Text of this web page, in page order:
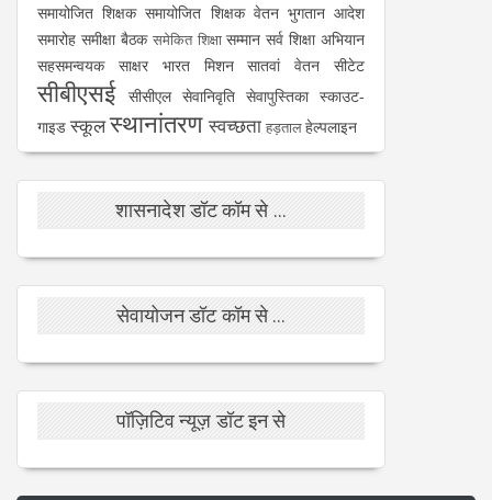
समायोजित शिक्षक समायोजित शिक्षक वेतन भुगतान आदेश
समारोह समीक्षा बैठक समेकित शिक्षा सम्मान सर्व शिक्षा अभियान
सहसमन्वयक
साक्षर भारत मिशन सातवां वेतन सीटेट
सीबीएसई सीसीएल सेवानिवृति सेवापुस्तिका स्काउट-
गाइड स्कूलस्थानांतरण स्वच्छता हड़तालहेल्पलाइन
शासनादेश डॉट कॉम से ...
सेवायोजन डॉट कॉम से ...
पॉज़िटिव न्यूज़ डॉट इन से